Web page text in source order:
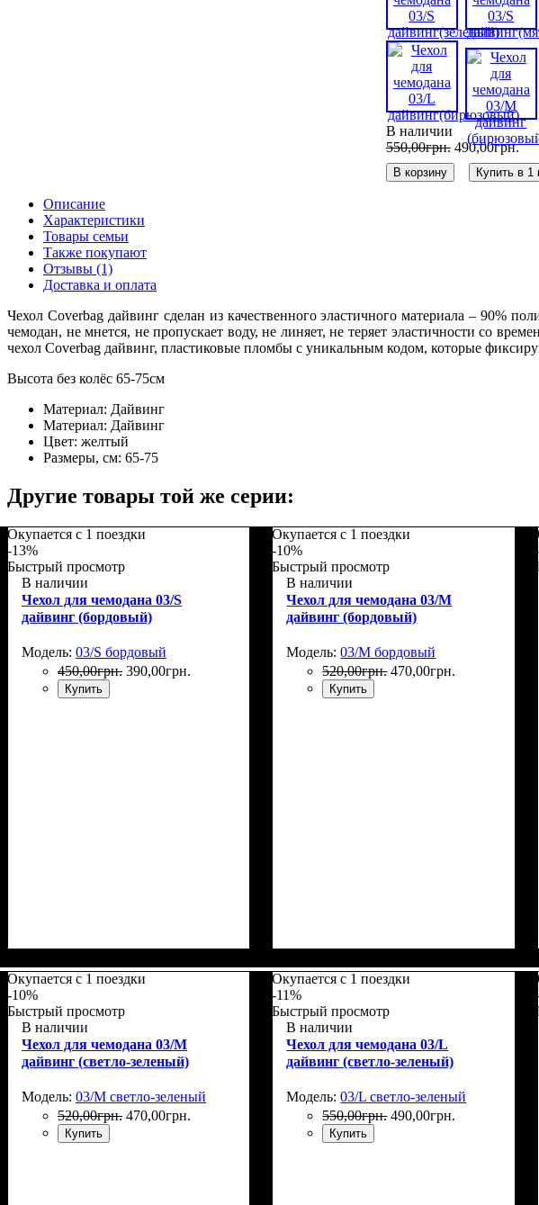
В наличии
550,00грн. 490,00грн.
В корзину Купить в 1
Описание
Характеристики
Товары семьи
Также покупают
Отзывы (1)
Доставка и оплата
Чехол Coverbag дайвинг сделан из качественного эластичного материала – 90%
чемодан, не мнется, не пропускает воду, не линяет, не теряет эластичности со
чехол Coverbag дайвинг, пластиковые пломбы с уникальным кодом, которые
Высота без колёс 65-75см
Материал: Дайвинг
Материал: Дайвинг
Цвет: желтый
Размеры, см: 65-75
Другие товары той же серии:
Окупается с 1 поездки
-13%
Быстрый просмотр
В наличии
Чехол для чемодана 03/S
дайвинг (бордовый)
Модель: 03/S бордовый
450,00грн. 390,00грн.
Купить
Окупается с 1 поездки
-10%
Быстрый просмотр
В наличии
Чехол для чемодана 03/M
дайвинг (бордовый)
Модель:03/M бордовый
520,00грн. 470,00грн.
Купить
Окупается с 1 поездки
-10%
Быстрый просмотр
В наличии
Чехол для чемодана 03/M
дайвинг (светло-зеленый)
Модель: 03/M светло-зеленый
520,00грн. 470,00грн.
Купить
Окупается с 1 поездки
-11%
Быстрый просмотр
В наличии
Чехол для чемодана 03/L
дайвинг (светло-зеленый)
Модель:03/L светло-зеленый
550,00грн. 490,00грн.
Купить